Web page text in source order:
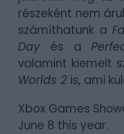
részeként nem
számíthatunk a
Day és a
valamint kiemelt
Worlds 2 is, ami
Xbox Games
June 8 this year.